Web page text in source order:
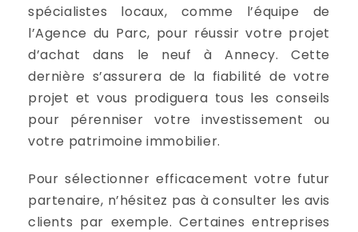
spécialistes locaux, comme l’équipe de
l’Agence du Parc, pour réussir votre projet
d’achat dans le neuf à Annecy. Cette
dernière s’assurera de la fiabilité de votre
projet et vous prodiguera tous les conseils
pour pérenniser votre investissement ou
votre patrimoine immobilier.
Pour sélectionner efficacement votre futur
partenaire, n’hésitez pas à consulter les avis
clients par exemple. Certaines entreprises